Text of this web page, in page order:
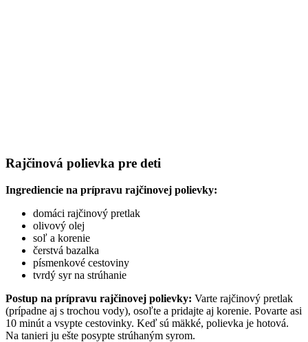
Rajčinová polievka pre deti
Ingrediencie na prípravu rajčinovej polievky:
domáci rajčinový pretlak
olivový olej
soľ a korenie
čerstvá bazalka
písmenkové cestoviny
tvrdý syr na strúhanie
Postup na prípravu rajčinovej polievky: Varte rajčinový pretlak
(prípadne aj s trochou vody), osoľte a pridajte aj korenie. Povarte asi
10 minút a vsypte cestovinky. Keď sú mäkké, polievka je hotová.
Na tanieri ju ešte posypte strúhaným syrom.